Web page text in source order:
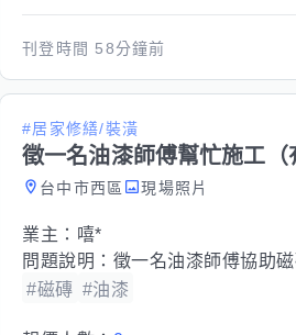
刊登時間 58分鐘前
#居家修繕/裝潢
徵一名油漆師傅幫忙施工（
台中市西區 現場照片
業主： 嘻*
問題說明： 徵一名油漆師傅協助
#磁磚 #油漆